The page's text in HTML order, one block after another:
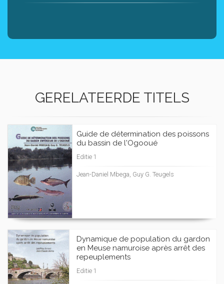
GERELATEERDE TITELS
Guide de détermination des poissons
du bassin de l'Ogooué
Editie 1
Jean-Daniel Mbega, Guy G. Teugels
Dynamique de population du gardon
en Meuse namuroise après arrêt des
repeuplements
Editie 1